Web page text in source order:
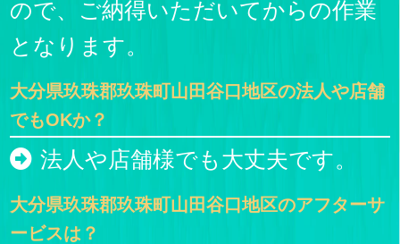
ので、ご納得いただいてからの作業
となります。
大分県玖珠郡玖珠町山田谷口地区の法人や店舗
でもOKか？
法人や店舗様でも大丈夫です。
大分県玖珠郡玖珠町山田谷口地区のアフターサ
ービスは？